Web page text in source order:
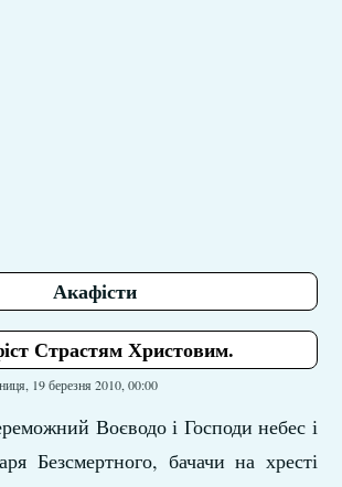
Акафісти
Страстям Христовим.
19 березня 2010, 00:00
Воєводо і Господи небес і
Безсмертного, бачачи на хресті